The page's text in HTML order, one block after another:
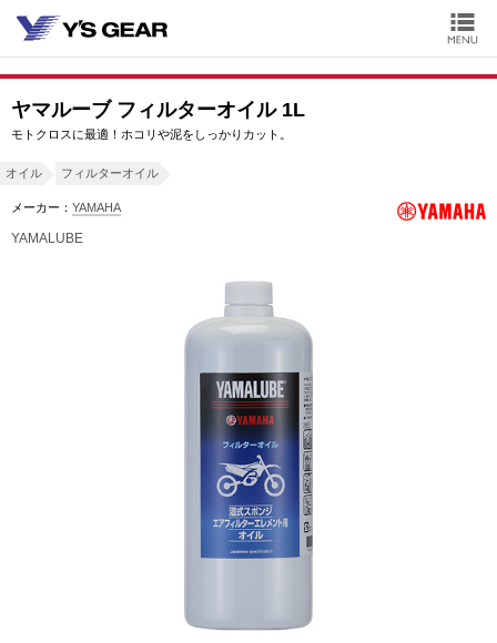
ヤマルーブ フィルターオイル 1L
モトクロスに最適！ホコリや泥をしっかりカット。
オイル フィルターオイル
メーカー： YAMAHA
YAMALUBE